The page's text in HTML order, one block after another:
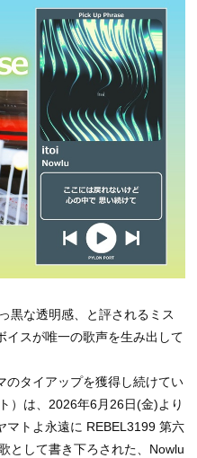
黒な透明感、と評されるミス
イスが唯一の歌声を生み出して
のタイアップを獲得し続けてい
）は、2026年6月26日(金)より
マトよ永遠に REBEL3199 第六
として書き下ろされた、Nowlu